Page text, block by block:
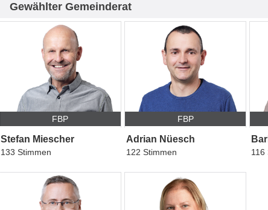
Gewählter Gemeinderat
FBP
Stefan Miescher
133 Stimmen
FBP
Adrian Nüesch
122 Stimmen 116